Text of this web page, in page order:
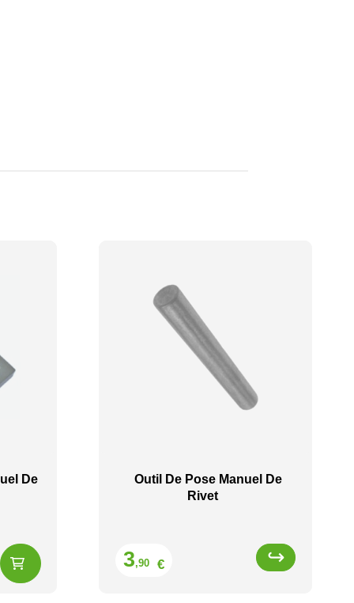
De
Outil De Pose Manuel De
Rivet
3,90 €